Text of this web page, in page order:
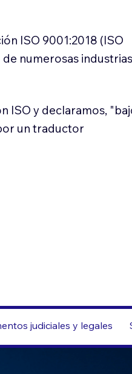
ISO 9001:2018 (ISO
numerosas industrias
ISO y declaramos,
un traductor
judiciales y legales